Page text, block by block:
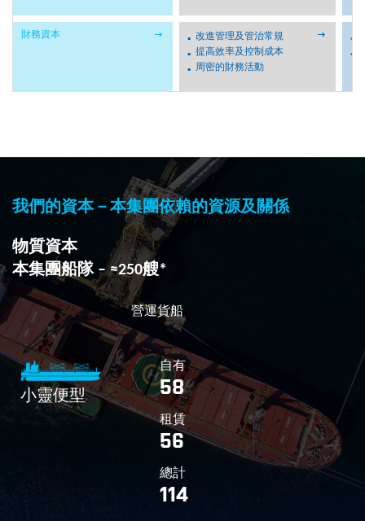
財務資本  改進管理及管治常規 
提高效率及控制成本
周密的財務活動
我們的資本－本集團依賴的資源及關係
物質資本
本集團船隊 – ≈250艘*
營運貨船
小靈便型
自有
58
租賃
56
總計
114